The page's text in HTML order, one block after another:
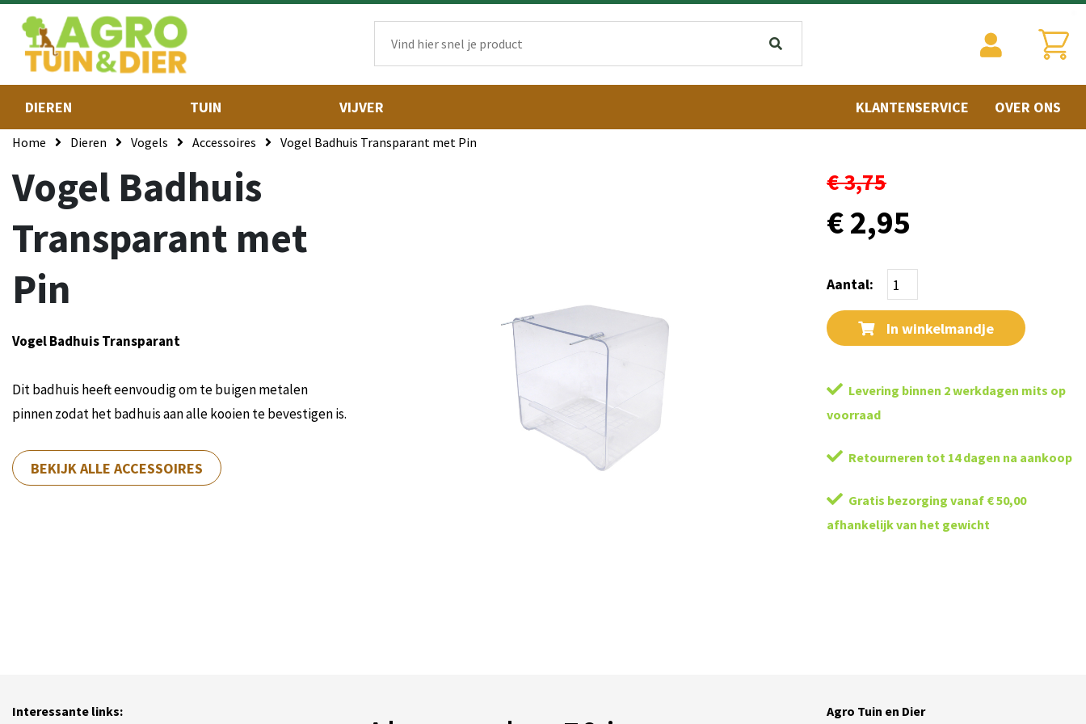
DIEREN TUIN VIJVER KLANTENSERVICE OVER ONS
Home Dieren Vogels Accessoires Vogel Badhuis Transparant met Pin
Vogel Badhuis
Transparant met
Pin
Vogel Badhuis Transparant
Dit badhuis heeft eenvoudig om te buigen metalen
pinnen zodat het badhuis aan alle kooien te bevestigen is.
BEKIJK ALLE ACCESSOIRES
€ 3,75
€ 2,95
Aantal:
In winkelmandje
Levering binnen 2 werkdagen mits op
voorraad
Retourneren tot 14 dagen na aankoop
Gratis bezorging vanaf € 50,00
afhankelijk van het gewicht
Agro Tuin en Dier
Interessante links: